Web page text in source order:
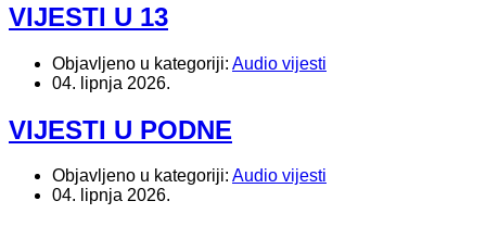
VIJESTI U 13
Objavljeno u kategoriji: Audio vijesti
04. lipnja 2026.
VIJESTI U PODNE
Objavljeno u kategoriji: Audio vijesti
04. lipnja 2026.